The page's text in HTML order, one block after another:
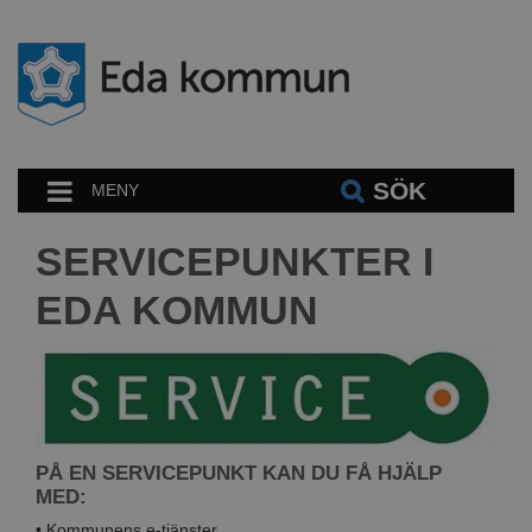
MENY SÖK
SERVICEPUNKTER I
EDA KOMMUN
PÅ EN SERVICEPUNKT KAN DU FÅ HJÄLP
MED: